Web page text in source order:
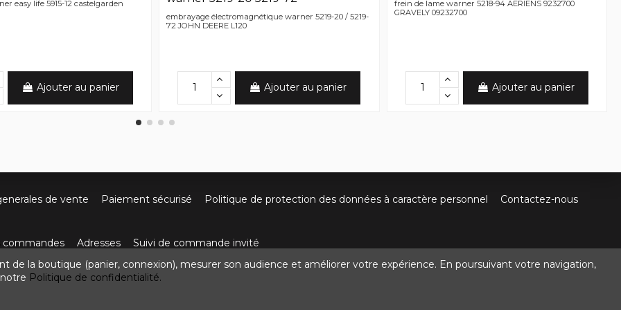
easy life 5915-12 castelgarden
Ajouter au panier
embrayage électromagnétique warner 5219-20 / 5219-
72 JOHN DEERE L120
Ajouter au panier
frein de lame warner 5218-94 AERIENS 9232700
GRAVELY 09232700
Ajouter au panier
de vente Paiement sécurisé Politique de protection des données à caractère personnel
Contactez-nous
commandes Adresses Suivi de commande invité
de Villefort 48800 Pied-de-Borne
de la boutique (panier, connexion), mesurer son audience et améliorer votre expérience. En poursuivant votre navigation,
Politique de confidentialité.